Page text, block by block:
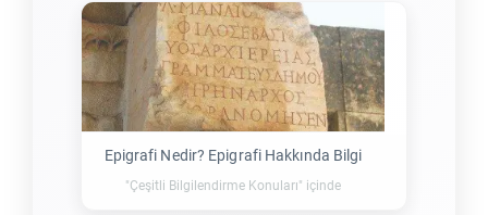
Epigrafi Nedir? Epigrafi Hakkında Bilgi
"Çeşitli Bilgilendirme Konuları" içinde